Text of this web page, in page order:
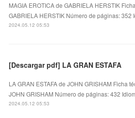
MAGIA EROTICA de GABRIELA HERSTIK
GABRIELA HERSTIK Número de páginas: 352
2024.05.12 05:53
[Descargar pdf] LA GRAN ESTAFA
LA GRAN ESTAFA de JOHN GRISHAM Ficha
JOHN GRISHAM Número de páginas: 432
2024.05.12 05:53